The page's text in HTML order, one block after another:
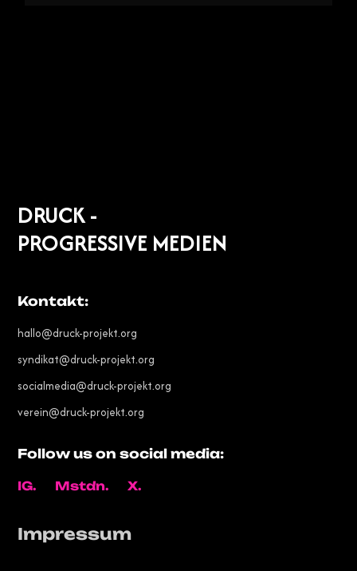
DRUCK -
PROGRESSIVE MEDIEN
Kontakt:
hallo@druck-projekt.org
syndikat@druck-projekt.org
socialmedia@druck-projekt.org
verein@druck-projekt.org
Follow us on social media:
IG. Mstdn. X.
Impressum